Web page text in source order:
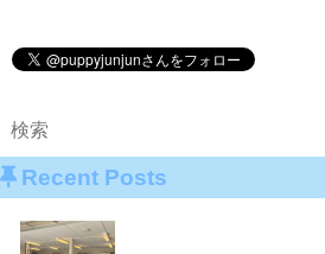
Recent Posts